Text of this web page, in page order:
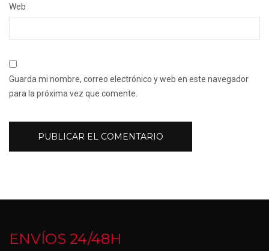
Web
Guarda mi nombre, correo electrónico y web en este navegador
para la próxima vez que comente.
ENVÍOS 24/48H